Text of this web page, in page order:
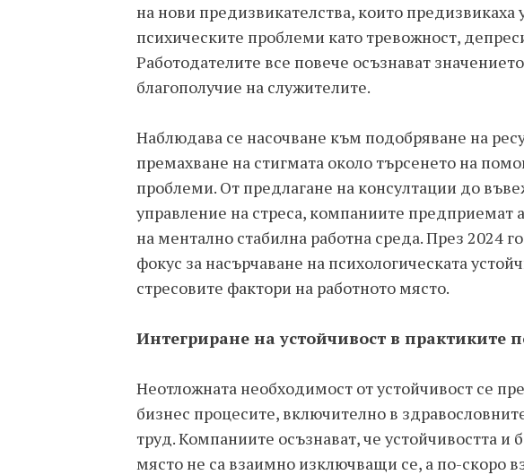
на нови предизвикателства, които предизвикаха
психическите проблеми като тревожност,
Работодателите все повече осъзнават
благополучие на служителите.
Наблюдава се насочване към подобряване на
премахване на стигмата около търсенето на
проблеми. От предлагане на консултации до
управление на стреса, компаниите предприемат
на ментално стабилна работна среда. През 2024
фокус за насърчаване на психологическата
стресовите фактори на работното място.
Интегриране на устойчивост в практиките
Неотложната необходимост от устойчивост се
бизнес процесите, включително в
труд. Компаниите осъзнават, че устойчивостта и
място не са взаимно изключващи се, а по-скоро